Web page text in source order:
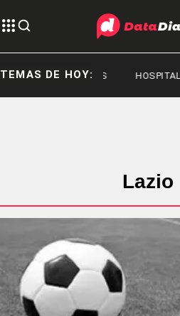
TEMAS DE HOY:
SAN LUIS HOSPITAL
Lazio